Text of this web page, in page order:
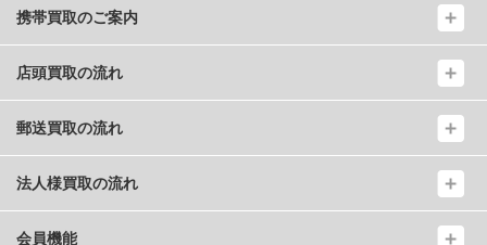
携帯買取のご案内
店頭買取の流れ
郵送買取の流れ
法人様買取の流れ
会員機能